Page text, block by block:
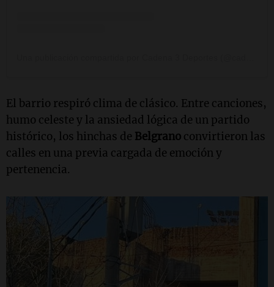
El barrio respiró clima de clásico. Entre canciones,
humo celeste y la ansiedad lógica de un partido
histórico, los hinchas de Belgrano convirtieron las
calles en una previa cargada de emoción y
pertenencia.